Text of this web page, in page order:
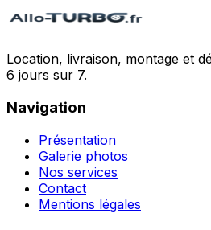
Location, livraison, montage et
6 jours sur 7.
Navigation
Présentation
Galerie photos
Nos services
Contact
Mentions légales